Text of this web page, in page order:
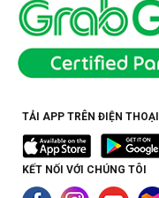
TẢI APP TRÊN ĐIỆN THOẠI
KẾT NỐI VỚI CHÚNG TÔI